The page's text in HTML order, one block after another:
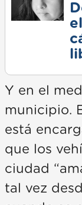
Y en el
municipio.
está
que los
ciudad
tal vez